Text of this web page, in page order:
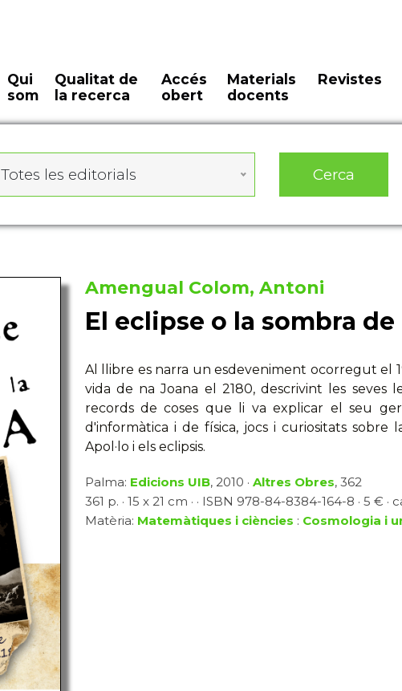
Qui
som
Qualitat de
la recerca
Accés
obert
Materials
docents
Revistes
Totes les editorials Cerca
Amengual Colom, Antoni
El eclipse o la sombra de
Al llibre es narra un esdeveniment ocorregut el
vida de na Joana el 2180, descrivint les seves
records de coses que li va explicar el seu
d'informàtica i de física, jocs i curiositats sobre
Apol·lo i els eclipsis.
Palma: Edicions UIB, 2010 · Altres Obres, 362
361 p. · 15 x 21 cm · · ISBN 978-84-8384-164-8 · 5 € ·
Matèria: Matemàtiques i ciències : Cosmologia i